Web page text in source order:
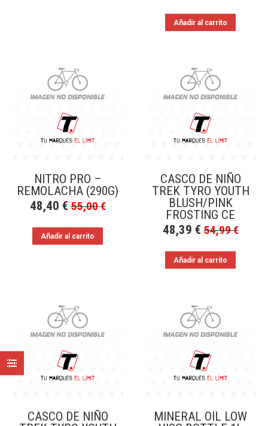
Añadir al carrito
NITRO PRO –
REMOLACHA (290G)
48,40 € 55,00€
Añadir al carrito
CASCO DE NIÑO
TREK TYRO YOUTH
BLUSH/PINK
FROSTING CE
48,39 € 54,99€
Añadir al carrito
CASCO DE NIÑO
MINERAL OIL LOW